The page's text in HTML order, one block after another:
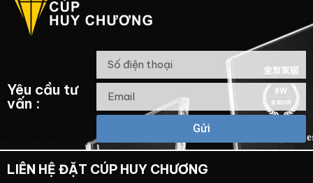
Yêu cầu tư
vấn :
Gửi
LIÊN HỆ ĐẶT CÚP HUY CHƯƠNG